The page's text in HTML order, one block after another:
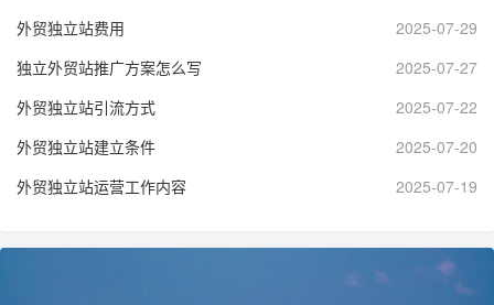
外贸独立站费用
2025-07-29
独立外贸站推广方案怎么写
2025-07-27
外贸独立站引流方式
2025-07-22
外贸独立站建立条件
2025-07-20
外贸独立站运营工作内容
2025-07-19